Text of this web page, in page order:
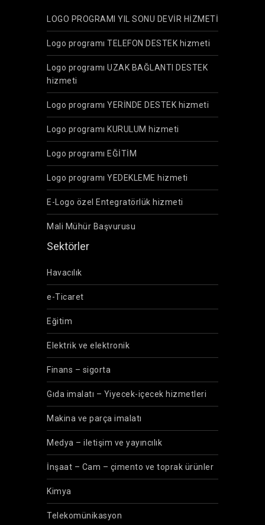
LOGO PROGRAMI YIL SONU DEVİR HİZMETİ
Logo programı TELEFON DESTEK hizmeti
Logo programı UZAK BAĞLANTI DESTEK
hizmeti
Logo programı YERİNDE DESTEK hizmeti
Logo programı KURULUM hizmeti
Logo programı EĞİTİM
Logo programı YEDEKLEME hizmeti
E-Logo özel Entegratörlük hizmeti
Mali Mühür Başvurusu
Sektörler
Havacılık
e-Ticaret
Eğitim
Elektrik ve elektronik
Finans – sigorta
Gıda imalatı – Yiyecek-içecek hizmetleri
Makina ve parça imalatı
Medya – iletişim ve yayıncılık
İnşaat – Cam – çimento ve toprak ürünler
Kimya
Telekomünikasyon